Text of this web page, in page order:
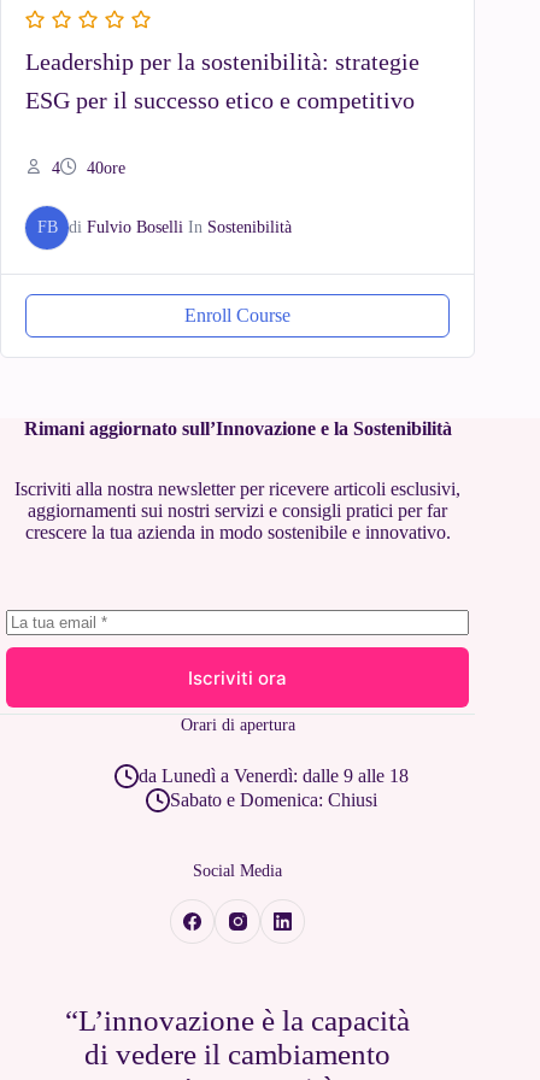
Leadership per la sostenibilità: strategie
ESG per il successo etico e competitivo
4 40ore
FB di Fulvio Boselli In Sostenibilità
Enroll Course
Rimani aggiornato sull’Innovazione e la Sostenibilità
Iscriviti alla nostra newsletter per ricevere articoli esclusivi,
aggiornamenti sui nostri servizi e consigli pratici per far
crescere la tua azienda in modo sostenibile e innovativo.
Iscriviti ora
Orari di apertura
da Lunedì a Venerdì: dalle 9 alle 18
Sabato e Domenica: Chiusi
Social Media
“L’innovazione è la capacità
di vedere il cambiamento